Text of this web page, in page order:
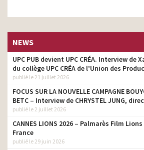
NEWS
UPC PUB devient UPC CRÉA. Interview de
du collège UPC CRÉA de l’Union des
publié le 21 juillet 2026
FOCUS SUR LA NOUVELLE CAMPAGNE
BETC – Interview de CHRYSTEL JUNG,
publié le 2 juillet 2026
CANNES LIONS 2026 – Palmarès Film
France
publié le 29 juin 2026